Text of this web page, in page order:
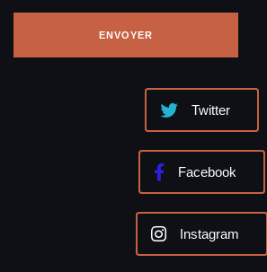
Twitter
Facebook
Instagram